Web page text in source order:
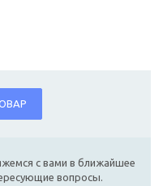
с вами в ближайшее
вопросы.